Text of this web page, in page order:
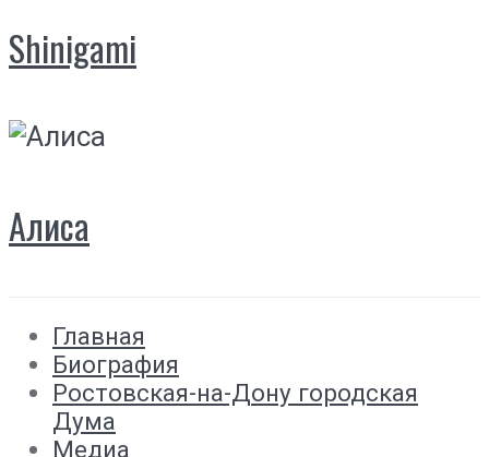
Shinigami
Алиса
Главная
Биография
Ростовская-на-Дону городская
Дума
Медиа